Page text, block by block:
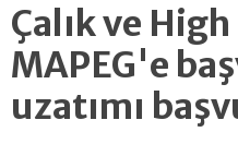
Çalık ve
MAPEG'e
uzatımı